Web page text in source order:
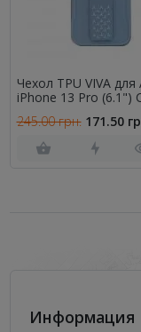
Чехол TPU VIVA для
iPhone 13 Pro (6.1")
245.00 грн. 171.50
Информация